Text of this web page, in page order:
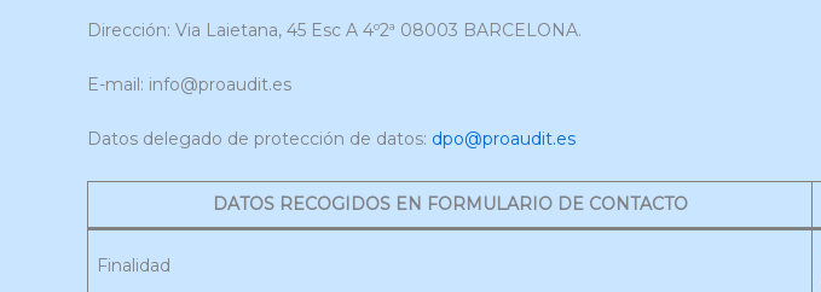
Dirección: Via Laietana, 45 Esc A 4º2ª 08003 BARCELONA.
E-mail: info@proaudit.es
Datos delegado de protección de datos: dpo@proaudit.es
DATOS RECOGIDOS EN FORMULARIO DE CONTACTO
Finalidad